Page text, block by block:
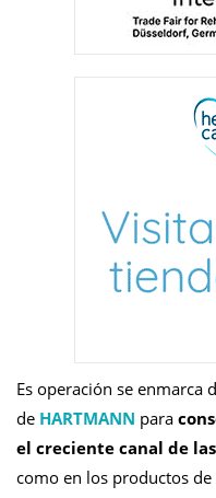
Es operación se enmarca
de HARTMANN para
el creciente canal de
como en los productos